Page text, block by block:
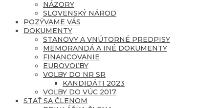
NÁZORY
SLOVENSKÝ NÁROD
POZÝVAME VÁS
DOKUMENTY
STANOVY A VNÚTORNÉ PREDPISY
MEMORANDÁ A INÉ DOKUMENTY
FINANCOVANIE
EUROVOĽBY
VOĽBY DO NR SR
KANDIDÁTI 2023
VOĽBY DO VÚC 2017
STAŤ SA ČLENOM